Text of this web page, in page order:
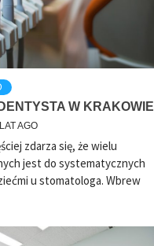
W KRAKOWIE
AGO
zdarza się, że wielu
jest do systematycznych
u stomatologa. Wbrew